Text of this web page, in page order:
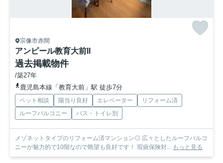
宗像市赤間
アンピール教育大前II
過去掲載物件
/築27年
鹿児島本線「教育大前」駅 徒歩7分
ペット相談 陽当り良好 エレベーター
リフォーム済
ルーフバルコニー
バス・トイレ別
メゾネットタイプのリフォーム済マンション◎ 広々としたルーフバルコ
ニーが魅力的で10階なので眺望も良好です！ 瑕疵保険対... もっと見る